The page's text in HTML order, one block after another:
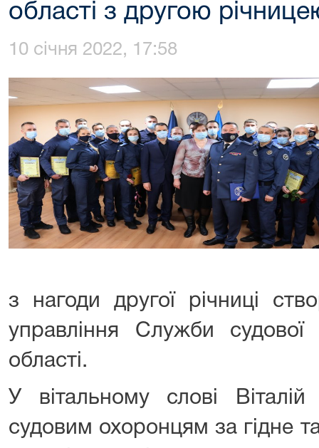
області з другою
10 січня 2022, 17:58
з нагоди другої річниці
управління Служби
області.
У вітальному слові
судовим охоронцям за гідне